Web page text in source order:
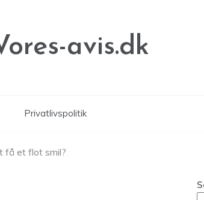
avis.dk
Privatlivspolitik
få et flot smil?